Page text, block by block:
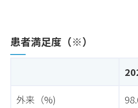
患者満足度（※）
外来（%)